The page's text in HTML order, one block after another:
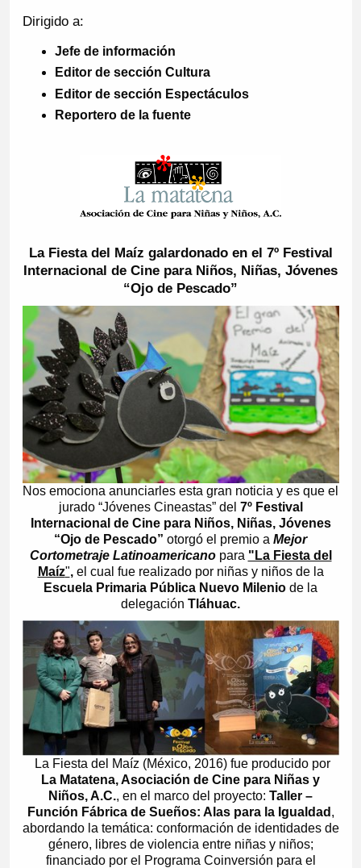
Dirigido a:
Jefe de información
Editor de sección Cultura
Editor de sección Espectáculos
Reportero de la fuente
La Fiesta del Maíz galardonado en el 7º Festival
Internacional de Cine para Niños, Niñas, Jóvenes
“Ojo de Pescado”
Nos emociona anunciarles esta gran noticia y es que el
jurado “Jóvenes Cineastas” del 7º Festival
Internacional de Cine para Niños, Niñas, Jóvenes
“Ojo de Pescado” otorgó el premio a Mejor
Cortometraje Latinoamericano para "La Fiesta del
Maíz", el cual fue realizado por niñas y niños de la
Escuela Primaria Pública Nuevo Milenio de la
delegación Tláhuac.
La Fiesta del Maíz (México, 2016) fue producido por
La Matatena, Asociación de Cine para Niñas y
Niños, A.C., en el marco del proyecto: Taller –
Función Fábrica de Sueños: Alas para la Igualdad ,
abordando la temática: conformación de identidades de
género, libres de violencia entre niñas y niños;
financiado por el Programa Coinversión para el